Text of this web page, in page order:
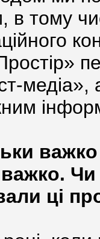
в тому
медіа»,
Чи
ці